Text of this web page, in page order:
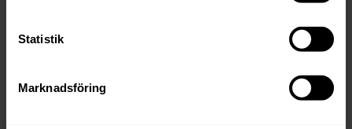
Statistik
Marknadsföring